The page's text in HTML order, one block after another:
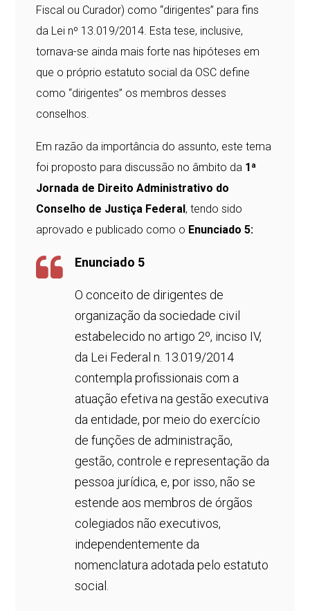
Fiscal ou Curador) como “dirigentes” para fins
da Lei nº 13.019/2014. Esta tese, inclusive,
tornava-se ainda mais forte nas hipóteses em
que o próprio estatuto social da OSC define
como “dirigentes” os membros desses
conselhos.
Em razão da importância do assunto, este tema
foi proposto para discussão no âmbito da 1ª
Jornada de Direito Administrativo do
Conselho de Justiça Federal , tendo sido
aprovado e publicado como o Enunciado 5:
Enunciado 5
O conceito de dirigentes de
organização da sociedade civil
estabelecido no artigo 2º, inciso IV,
da Lei Federal n. 13.019/2014
contempla profissionais com a
atuação efetiva na gestão executiva
da entidade, por meio do exercício
de funções de administração,
gestão, controle e representação da
pessoa jurídica, e, por isso, não se
estende aos membros de órgãos
colegiados não executivos,
independentemente da
nomenclatura adotada pelo estatuto
social.